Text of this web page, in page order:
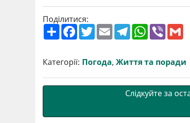
Поділитися:
П
о
р
и
F
a
b
o
T
w
t
e
E
m
T
e
g
r
W
h
s
A
V
r l
Категорії: Погода, Життя та поради
Слідкуйте за